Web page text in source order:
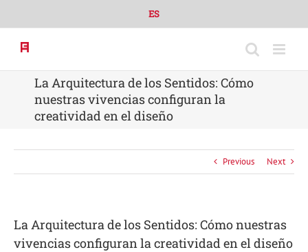
content
ES
La Arquitectura de los Sentidos: Cómo
nuestras vivencias configuran la
creatividad en el diseño
Previous Next
La Arquitectura de los Sentidos: Cómo nuestras
vivencias configuran la creatividad en el diseño